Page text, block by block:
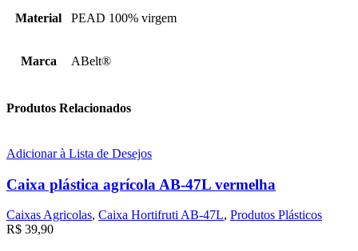
Material PEAD 100% virgem
Marca ABelt®
Produtos Relacionados
Adicionar à Lista de Desejos
Caixa plástica agrícola AB-47L vermelha
Caixas Agricolas, Caixa Hortifruti AB-47L, Produtos Plásticos
R$ 39,90